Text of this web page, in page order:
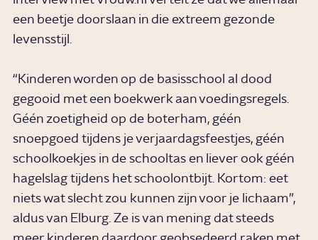
een beetje doorslaan in die extreem gezonde
levensstijl.
“Kinderen worden op de basisschool al dood
gegooid met een boekwerk aan voedingsregels.
Géén zoetigheid op de boterham, géén
snoepgoed tijdens je verjaardagsfeestjes, géén
schoolkoekjes in de schooltas en liever ook géén
hagelslag tijdens het schoolontbijt. Kortom: eet
niets wat slecht zou kunnen zijn voor je lichaam”,
aldus van Elburg. Ze is van mening dat steeds